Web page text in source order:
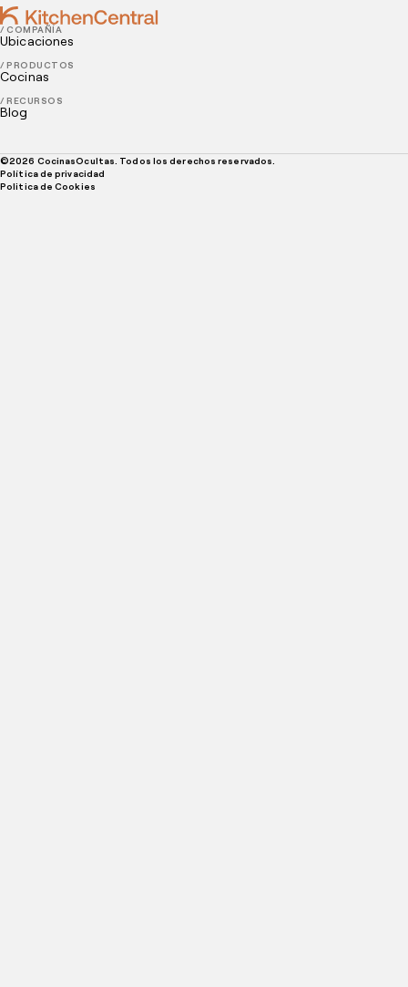
/ COMPAÑÍA
Ubicaciones
/ PRODUCTOS
Cocinas
/ RECURSOS
Blog
©2026 CocinasOcultas. Todos los derechos reservados.
Política de privacidad
Politica de Cookies